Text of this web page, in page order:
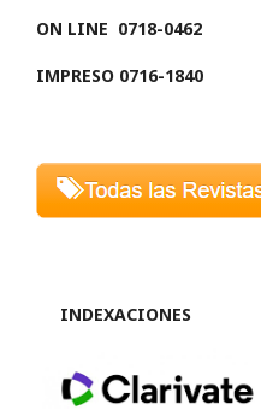
ON LINE 0718-0462
IMPRESO 0716-1840
INDEXACIONES